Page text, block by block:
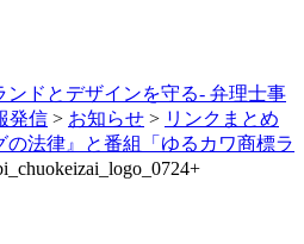
ドとデザインを守る- 弁理士事
発信 > お知らせ > リンクまとめ
の法律』と番組「ゆるカワ商標ラ